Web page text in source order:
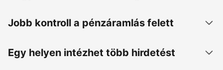
Jobb kontroll a pénzáramlás felett
Egy helyen intézhet több hirdetést